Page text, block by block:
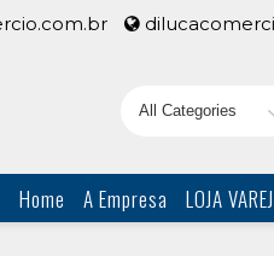
Search
Home A Empresa LOJA